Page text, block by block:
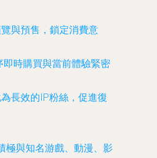
與預售，鎖定消費意
即時購買與當前體驗緊密
長效的IP粉絲，促進復
極與知名游戲、動漫、影